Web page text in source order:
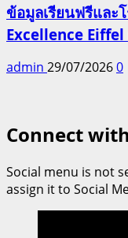
ข้อมูลเรียนฟรีและ
Excellence Eiffel
admin 29/07/20260
Connect
Social menu is not
assign it to Social